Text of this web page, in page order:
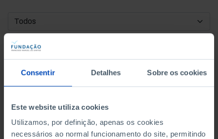
Consentir Detalhes Sobre os cookies
Este website utiliza cookies
Utilizamos, por definição, apenas os cookies
necessários ao normal funcionamento do site, permitindo
DATA DE INÍCIO
DATA DE FIM